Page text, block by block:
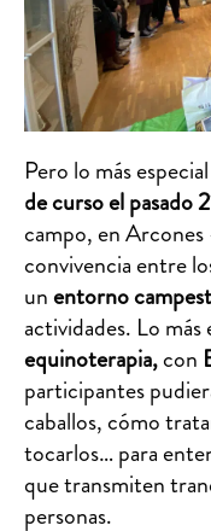
Pero lo más
de curso el pasado
campo, en
convivencia entre
unentorno
actividades. Lo más
equinoterapia,con
participantes
caballos, cómo
tocarlos… para
que transmiten
personas.